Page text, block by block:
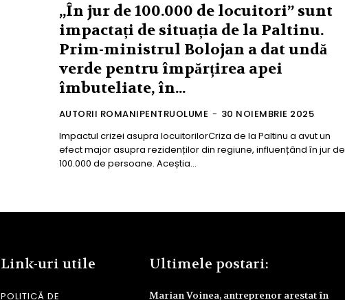
„În jur de 100.000 de locuitori” sunt
impactați de situația de la Paltinu.
Prim-ministrul Bolojan a dat undă
verde pentru împărțirea apei
îmbuteliate, în...
AUTORII ROMANIPENTRUOLUME - 30 NOIEMBRIE 2025
Impactul crizei asupra locuitorilorCriza de la Paltinu a avut un
efect major asupra rezidenților din regiune, influențând în jur de
100.000 de persoane. Aceștia...
Link-uri utile
POLITICĂ DE
Ultimele postari:
Marian Voinea, antreprenor arestat în